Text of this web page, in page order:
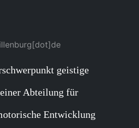
geistige
Abteilung für
Entwicklung